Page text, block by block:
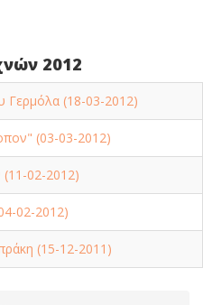
2012
Γερμόλα (18-03-2012)
(03-03-2012)
02-2012)
02-2012)
(15-12-2011)